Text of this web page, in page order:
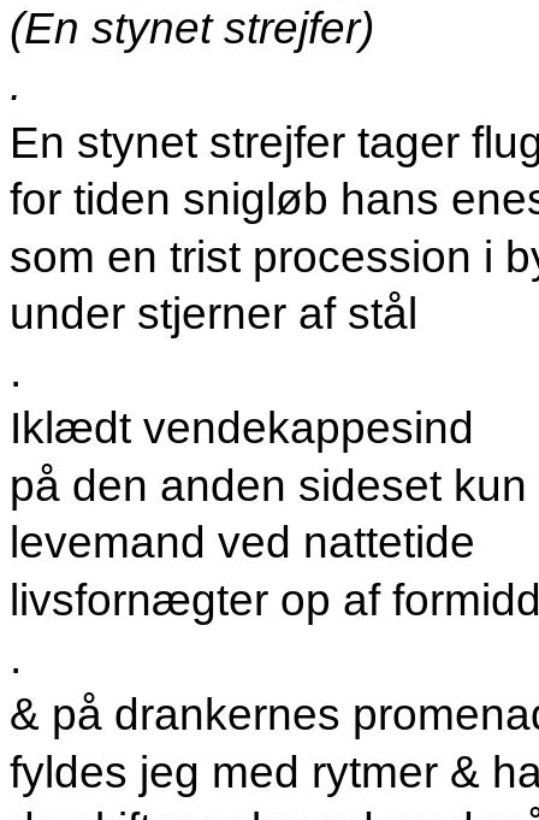
(En stynet strejfer)
.
En stynet strejfer tager
for tiden snigløb hans
som en trist procession i
under stjerner af stål
.
Iklædt vendekappesind
på den anden sideset
levemand ved nattetide
livsfornægter op af
.
& på drankernes
fyldes jeg med rytmer &